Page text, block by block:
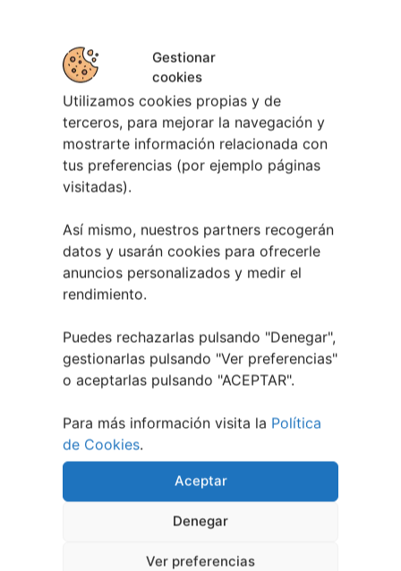
Gestionar
cookies
Utilizamos cookies propias y de
terceros, para mejorar la navegación y
mostrarte información relacionada con
tus preferencias (por ejemplo páginas
visitadas).
Así mismo, nuestros partners recogerán
datos y usarán cookies para ofrecerle
anuncios personalizados y medir el
rendimiento.
Puedes rechazarlas pulsando "Denegar",
gestionarlas pulsando "Ver preferencias"
o aceptarlas pulsando "ACEPTAR".
Para más información visita la Política
de Cookies.
Aceptar
Denegar
Ver preferencias
28 julio, 2026
Noticias de Ourenseplan
Festival Noites Teatrais de Vilamarín 2026
julio, 2026
Verano Cultural de Seixalbo 2026 31 mayo,
2026
mayo, 2026
Noticias de Pontevedraplan
Así serán las Fiestas de la Peregrina 2026
El XXXII Festival Internacional de Jazz e Blues
de Pontevedra reunirá a grandes músicos del 3
al 7 de agosto 27 julio, 2026